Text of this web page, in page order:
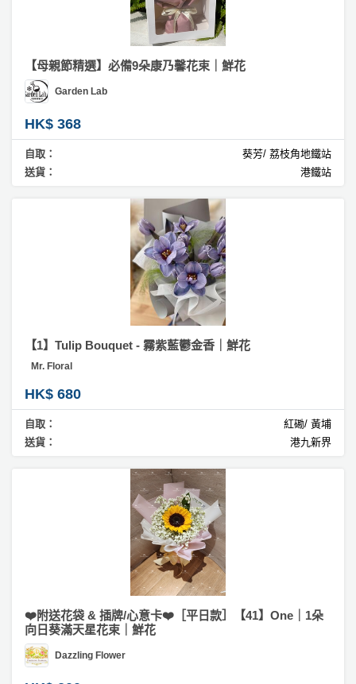
【母親節精選】必備9朵康乃馨花束｜鮮花
Garden Lab
HK$ 368
自取：
葵芳/ 荔枝角地鐵站
送貨：
港鐵站
【1】Tulip Bouquet - 霧紫藍鬱金香｜鮮花
Mr. Floral
HK$ 680
自取：
紅磡/ 黃埔
送貨：
港九新界
❤️附送花袋 & 插牌/心意卡❤️［平日款］【41】One｜1朵
向日葵滿天星花束｜鮮花
Dazzling Flower